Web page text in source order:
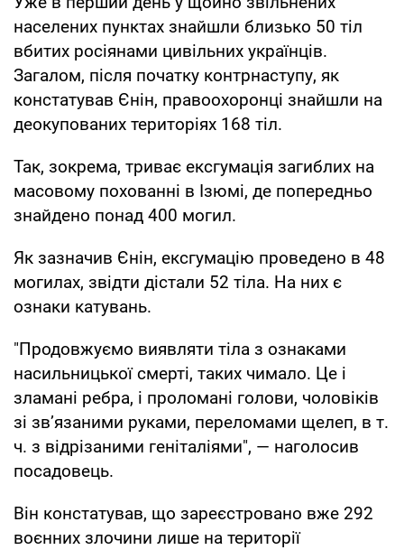
населених пунктах знайшли близько 50 тіл
вбитих росіянами цивільних українців.
Загалом, після початку контрнаступу, як
констатував Єнін, правоохоронці знайшли на
деокупованих територіях 168 тіл.
Так, зокрема, триває ексгумація загиблих на
масовому похованні в Ізюмі, де попередньо
знайдено понад 400 могил.
Як зазначив Єнін, ексгумацію проведено в 48
могилах, звідти дістали 52 тіла. На них є
ознаки катувань.
"Продовжуємо виявляти тіла з ознаками
насильницької смерті, таких чимало. Це і
зламані ребра, і проломані голови, чоловіків
зі зв’язаними руками, переломами щелеп, в т.
ч. з відрізаними геніталіями", — наголосив
посадовець.
Він констатував, що зареєстровано вже 292
воєнних злочини лише на території